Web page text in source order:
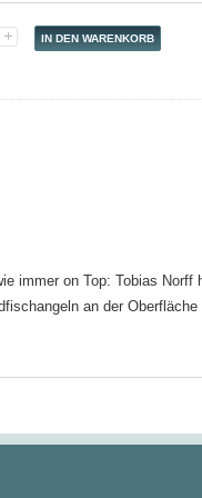
immer on Top: Tobias Norff
an der Oberfläche